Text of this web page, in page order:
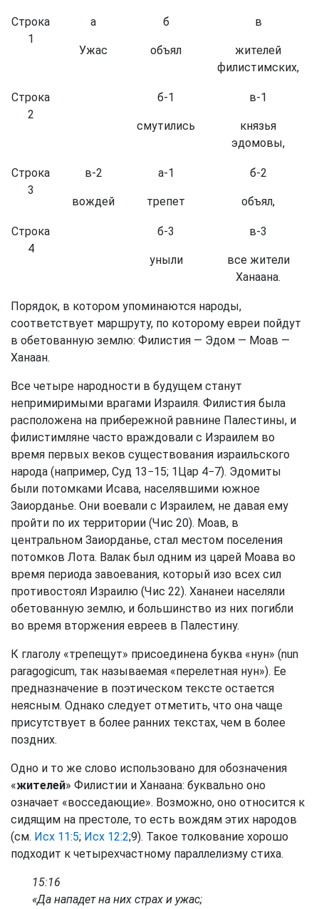
Строка
1
а
Ужас
б
объял
в
жителей
филистимских,
Строка
2
б-1
смутились
в-1
князья
эдомовы,
Строка
3
в-2
вождей
а-1
трепет
б-2
объял,
Строка
4
б-3
уныли
в-3
все жители
Ханаана.
Порядок, в котором упоминаются народы,
соответствует маршруту, по которому евреи пойдут
в обетованную землю: Филистия — Эдом — Моав —
Ханаан.
Все четыре народности в будущем станут
непримиримыми врагами Израиля. Филистия была
расположена на прибережной равнине Палестины, и
филистимляне часто враждовали с Израилем во
время первых веков существования израильского
народа (например, Суд 13−15; 1Цар 4−7). Эдомиты
были потомками Исава, населявшими южное
Заиорданье. Они воевали с Израилем, не давая ему
пройти по их территории (Чис 20). Моав, в
центральном Заиорданье, стал местом поселения
потомков Лота. Валак был одним из царей Моава во
время периода завоевания, который изо всех сил
противостоял Израилю (Чис 22). Хананеи населяли
обетованную землю, и большинство из них погибли
во время вторжения евреев в Палестину.
К глаголу «трепещут» присоединена буква «нун» (nun
paragogicum, так называемая «перелетная нун»). Ее
предназначение в поэтическом тексте остается
неясным. Однако следует отметить, что она чаще
присутствует в более ранних текстах, чем в более
поздних.
Одно и то же слово использовано для обозначения
«жителей» Филистии и Ханаана: буквально оно
означает «восседающие». Возможно, оно относится к
сидящим на престоле, то есть вождям этих народов
(см. Исх 11:5; Исх 12:2;9). Такое толкование хорошо
подходит к четырехчастному параллелизму стиха.
15:16
«Да нападет на них страх и ужас;